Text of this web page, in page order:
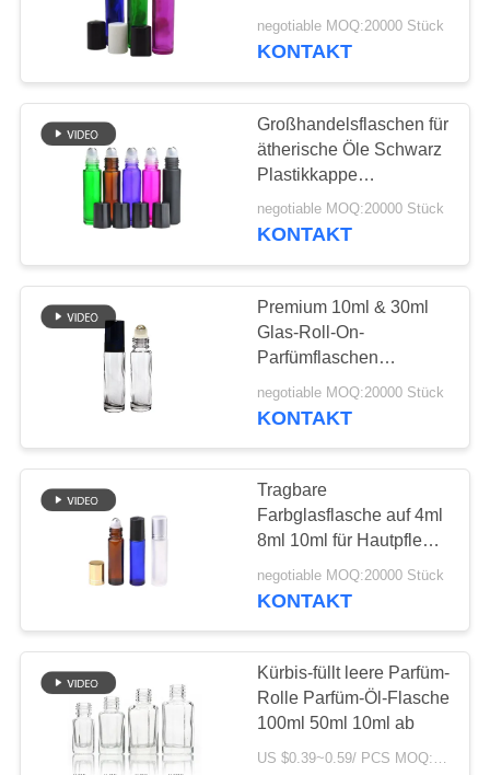
Großhandel
Wiederverwendbar OEM
negotiable MOQ:20000 Stück
KONTAKT
Großhandelsflaschen für
ätherische Öle Schwarz
Plastikkappe
Metallkugel 10 ml
Farbflaschen
negotiable MOQ:20000 Stück
KONTAKT
Premium 10ml & 30ml
Glas-Roll-On-
Parfümflaschen
Großhandel
Rollerflaschen-Set mit
Flaschen Großpackung
negotiable MOQ:20000 Stück
KONTAKT
Tragbare
Farbglasflasche auf 4ml
8ml 10ml für Hautpflege
Creme Parfümöl
Flaschen Amber Blau
negotiable MOQ:20000 Stück
KONTAKT
Kürbis-füllt leere Parfüm-
Rolle Parfüm-Öl-Flasche
100ml 50ml 10ml ab
US $0.39~0.59/ PCS MOQ:20000 Stück